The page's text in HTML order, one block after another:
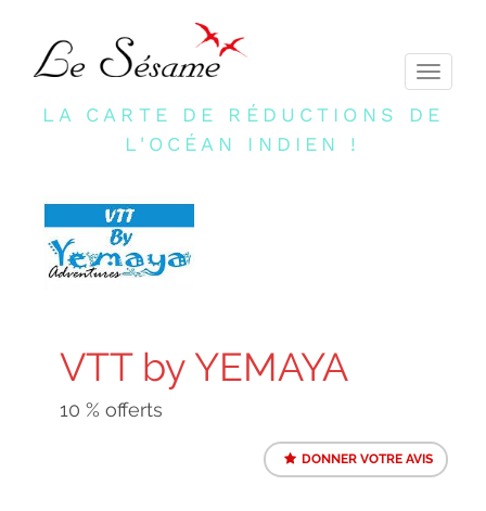
Toggle
LA CARTE DE RÉDUCTIONS DE
L'OCÉAN INDIEN !
VTT by YEMAYA
10 % offerts
DONNER VOTRE AVIS